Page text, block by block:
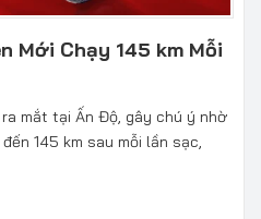
Mới Chạy 145 km Mỗi
mắt tại Ấn Độ, gây chú ý nhờ
145 km sau mỗi lần sạc,